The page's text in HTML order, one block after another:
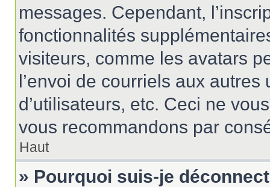
messages. Cependant,
fonctionnalités
visiteurs, comme les avatars
l’envoi de courriels aux
d’utilisateurs, etc. Ceci ne
vous recommandons par
Haut
» Pourquoi suis-je